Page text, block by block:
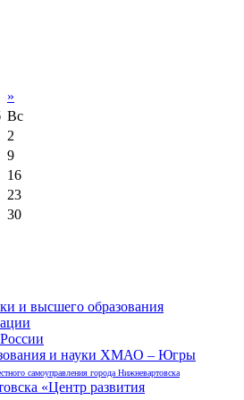
»
Вс
2
9
16
23
30
и высшего образования
и науки ХМАО – Югры
самоуправления города Нижневартовска
«Центр развития